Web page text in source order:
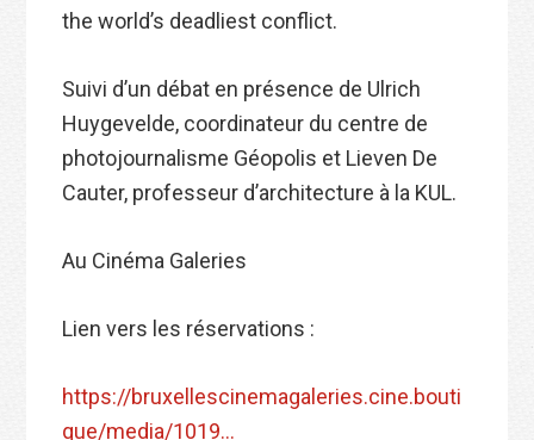
the world’s deadliest conflict.
Suivi d’un débat en présence de Ulrich
Huygevelde, coordinateur du centre de
photojournalisme Géopolis et Lieven De
Cauter, professeur d’architecture à la KUL.
Au Cinéma Galeries
Lien vers les réservations :
https://bruxellescinemagaleries.cine.bouti
que/media/1019…